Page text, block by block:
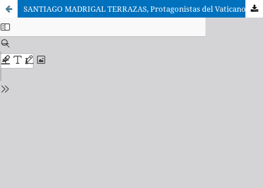
SANTIAGO MADRIGAL TERRAZAS, Protagonistas del Vaticano II. Galería de retratos y episodios conciliares